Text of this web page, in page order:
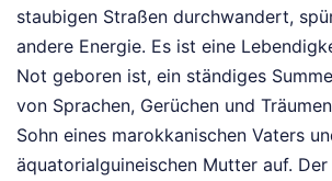
staubigen Straßen durchwandert,
andere Energie. Es ist eine
Not geboren ist, ein ständiges
von Sprachen, Gerüchen und
Sohn eines marokkanischen Vaters
äquatorialguineischen Mutter auf.